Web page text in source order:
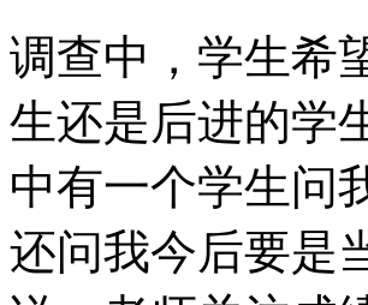
调查中，学生希
生还是后进的学
中有一个学生问
还问我今后要是